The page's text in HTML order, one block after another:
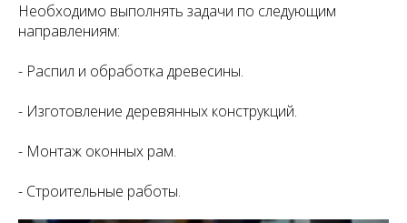
Необходимо выполнять задачи по следующим
направлениям:
- Распил и обработка древесины.
- Изготовление деревянных конструкций.
- Монтаж оконных рам.
- Строительные работы.